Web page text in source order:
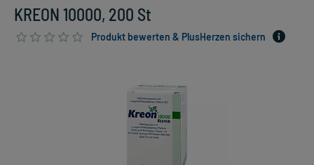
KREON 10000, 200 St
Produkt bewerten & PlusHerzen sichern